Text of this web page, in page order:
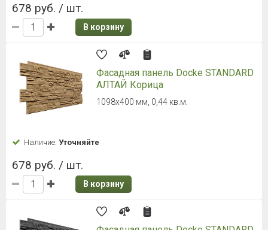
678 руб. / шт.
В корзину
Фасадная панель Docke STANDARD
АЛТАЙ Корица
1098х400 мм, 0,44 кв.м.
Наличие: Уточняйте
678 руб. / шт.
В корзину